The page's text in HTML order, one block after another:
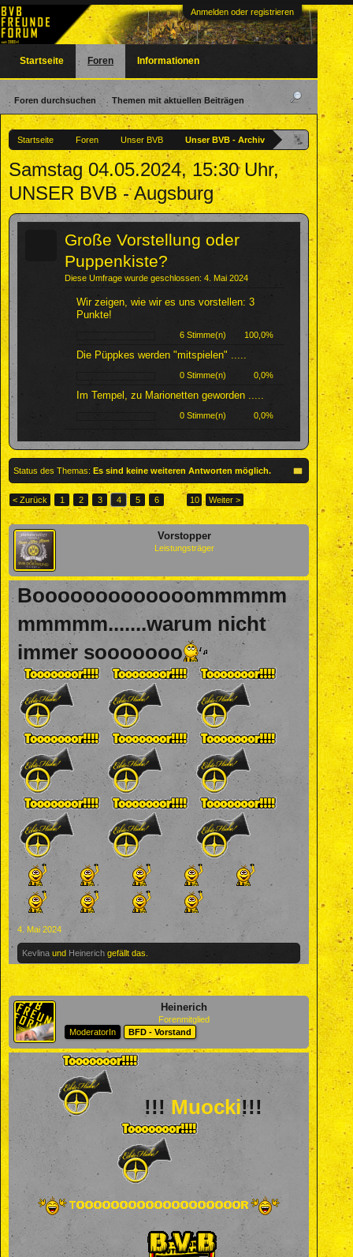
Anmelden oder registrieren
Startseite Foren Unser BVB Unser BVB - Archiv
Samstag 04.05.2024, 15:30 Uhr,
UNSER BVB - Augsburg
Große Vorstellung oder
Puppenkiste?
Diese Umfrage wurde geschlossen: 4. Mai 2024
Wir zeigen, wie wir es uns vorstellen: 3
Punkte!
6 Stimme(n) 100,0%
Die Püppkes werden "mitspielen" .....
0 Stimme(n) 0,0%
Im Tempel, zu Marionetten geworden .....
0 Stimme(n) 0,0%
Status des Themas: Es sind keine weiteren Antworten möglich.
< Zurück 1 2 3 4 5 6 → 10 Weiter >
Vorstopper
Leistungsträger
Booooooooooooommmmm
mmmmm.......warum nicht
immer sooooooo
4. Mai 2024
Kevlina und Heinerich gefällt das.
Heinerich
Forenmitglied
ModeratorIn
BFD - Vorstand
!!! Muocki!!!
Startseite Foren
Foren durchsuchen Themen mit aktuellen Beiträgen
Informationen